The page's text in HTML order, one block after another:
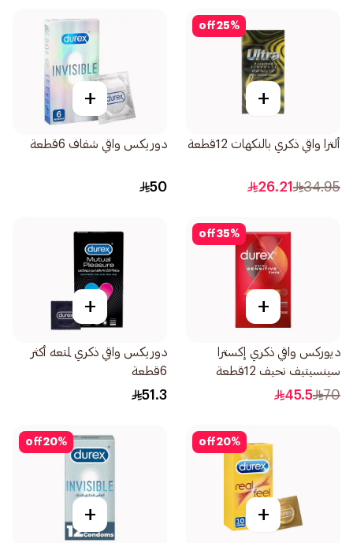
25%
off
+
ألترا واقي ذكري بالنكهات 12قطعة
34.95
26.21
+
دوريكس واقي شفاف 6قطعة
50
35%
off
+
ديوركس واقي ذكري إكسترا
سينسيتيف نحيف 12قطعة
70
45.5
+
دوريكس واقي ذكري لمتعه أكثر
6قطعة
51.3
20%
off
+
20%
off
+